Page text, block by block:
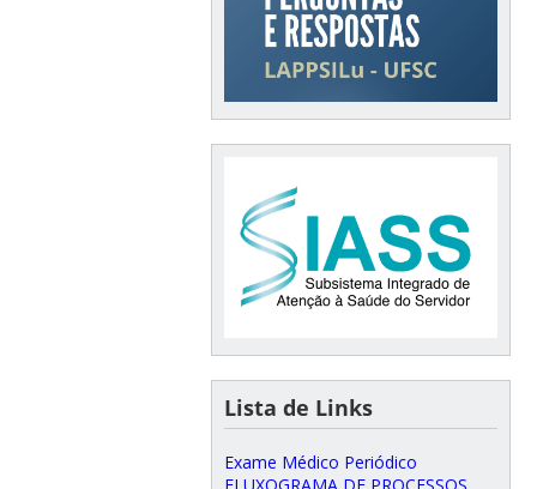
Lista de Links
Exame Médico Periódico